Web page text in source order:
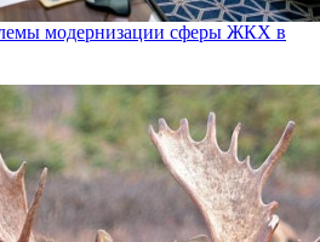
модернизации сферы ЖКХ в